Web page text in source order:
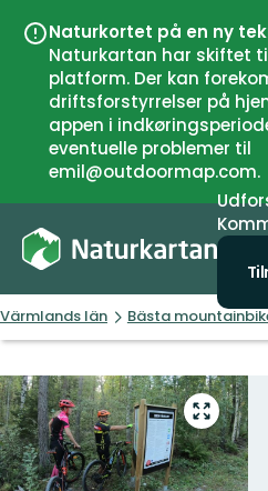
Naturkortet på en ny
Naturkartan har skiftet
platform. Der kan
driftsforstyrrelser på
appen i
eventuelle problemer til
emil@outdoormap.com.
Värmlands län Bästa
Gå
til
fuld
skærm